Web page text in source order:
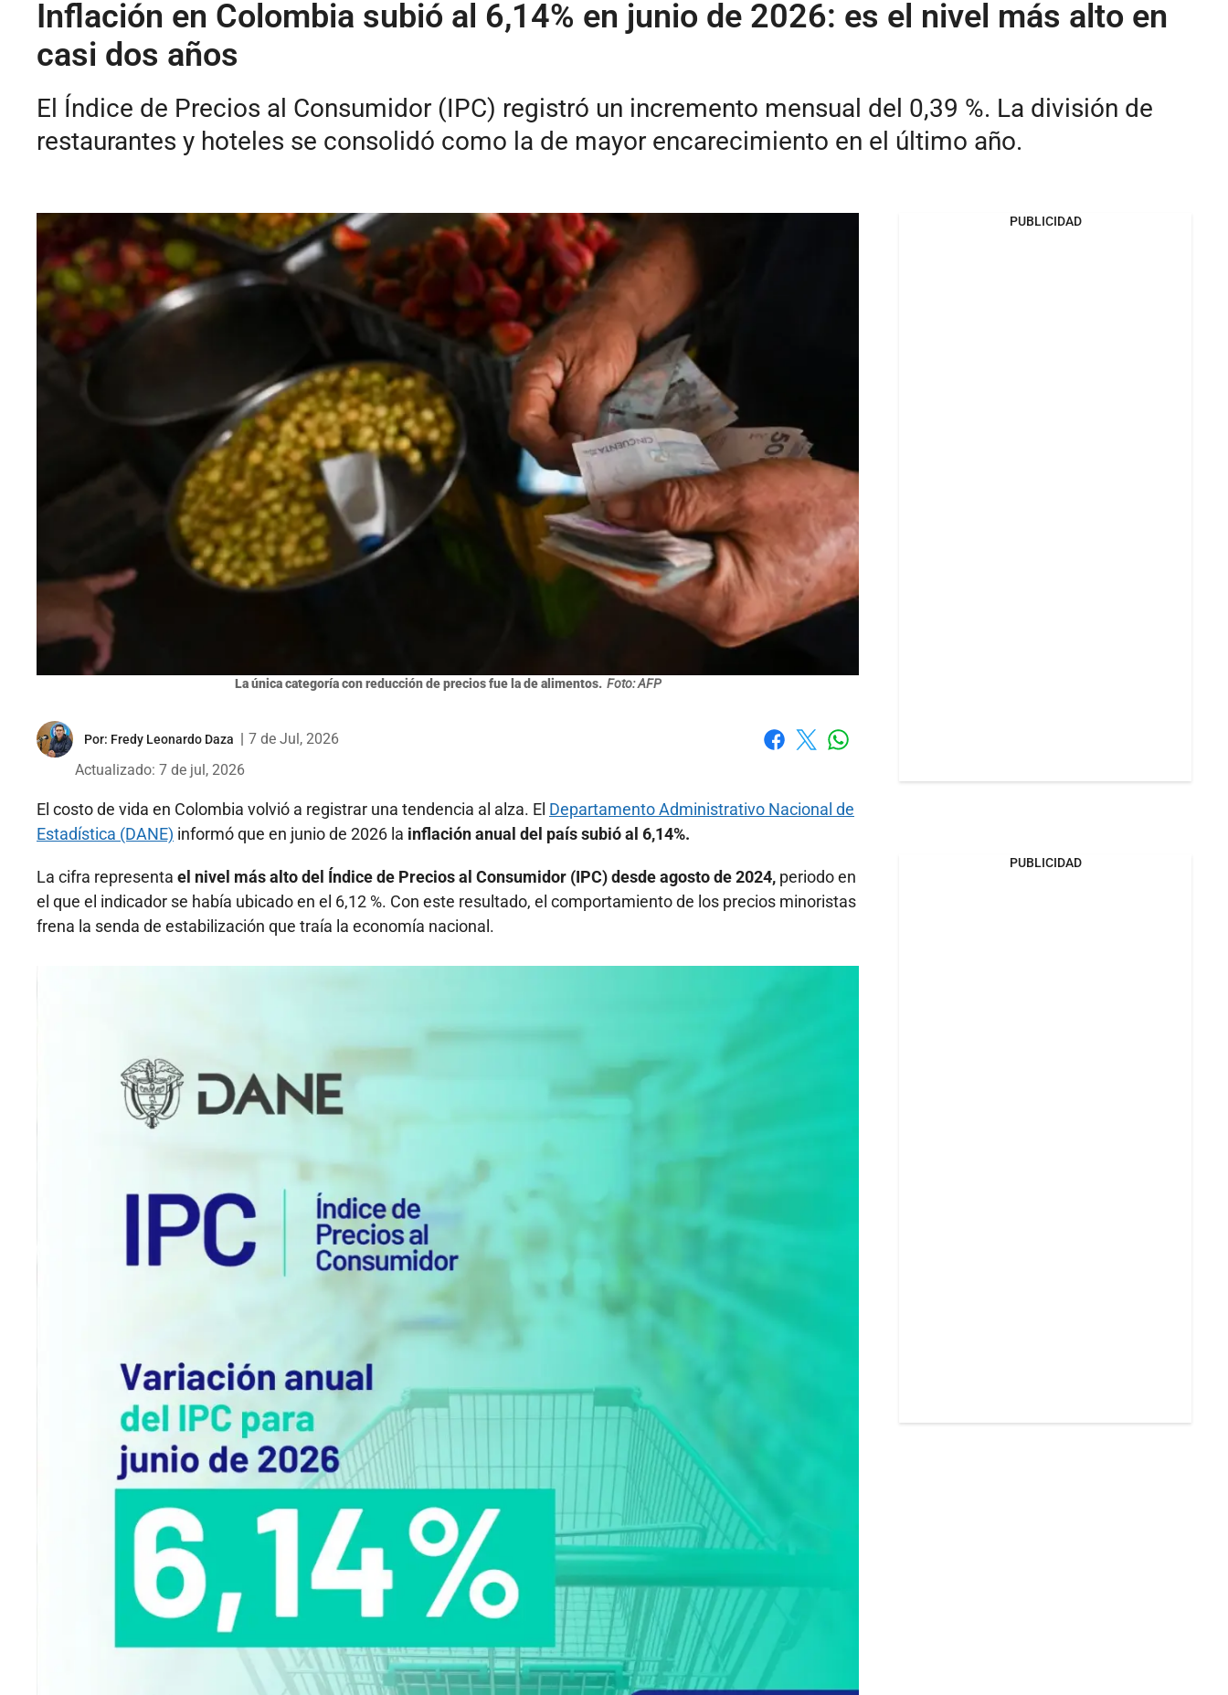
Inflación en Colombia subió al 6,14% en junio de 2026: es el nivel más alto en
casi dos años
El Índice de Precios al Consumidor (IPC) registró un incremento mensual del 0,39 %. La división de
restaurantes y hoteles se consolidó como la de mayor encarecimiento en el último año.
La única categoría con reducción de precios fue la de alimentos. Foto: AFP
Por: Fredy Leonardo Daza
7 de Jul, 2026
Actualizado: 7 de jul, 2026
El costo de vida en Colombia volvió a registrar una tendencia al alza. El Departamento Administrativo Nacional de
Estadística (DANE) informó que en junio de 2026 la inflación anual del país subió al 6,14%.
La cifra representa el nivel más alto del Índice de Precios al Consumidor (IPC) desde agosto de 2024, periodo en
el que el indicador se había ubicado en el 6,12 %. Con este resultado, el comportamiento de los precios minoristas
frena la senda de estabilización que traía la economía nacional.
PUBLICIDAD
PUBLICIDAD